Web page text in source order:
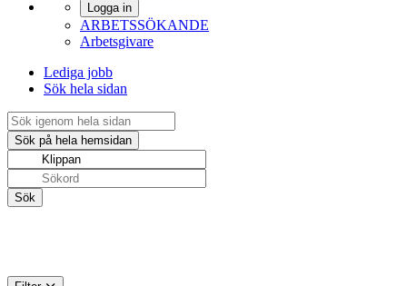
Logga in
ARBETSSÖKANDE
Arbetsgivare
Lediga jobb
Sök hela sidan